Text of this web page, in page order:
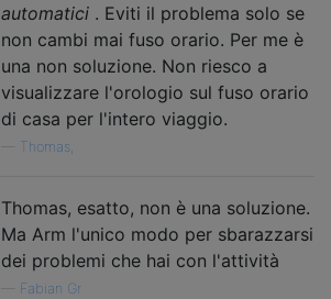
automatici . Eviti il ​​problema solo se
non cambi mai fuso orario. Per me è
una non soluzione. Non riesco a
visualizzare l'orologio sul fuso orario
di casa per l'intero viaggio.
Thomas,
Thomas, esatto, non è una soluzione.
Ma Arm l'unico modo per sbarazzarsi
dei problemi che hai con l'attività
Fabian Gr